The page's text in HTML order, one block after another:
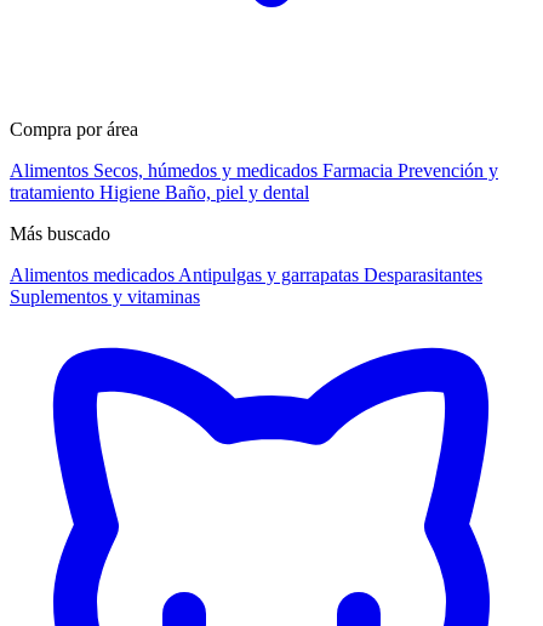
Compra por área
Alimentos Secos, húmedos y medicados Farmacia Prevención y
tratamiento Higiene Baño, piel y dental
Más buscado
Alimentos medicados Antipulgas y garrapatas Desparasitantes
Suplementos y vitaminas